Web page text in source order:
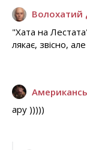
Волохатий
"Хата на
лякає, звісно,
ару )))))